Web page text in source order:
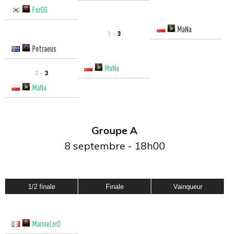
ForGG
1 - 3
MaNa
Petraeus
2 - 3
MaNa
MaNa
Groupe A
8 septembre - 18h00
1/2 finale Finale Vainqueur
MarineLorD